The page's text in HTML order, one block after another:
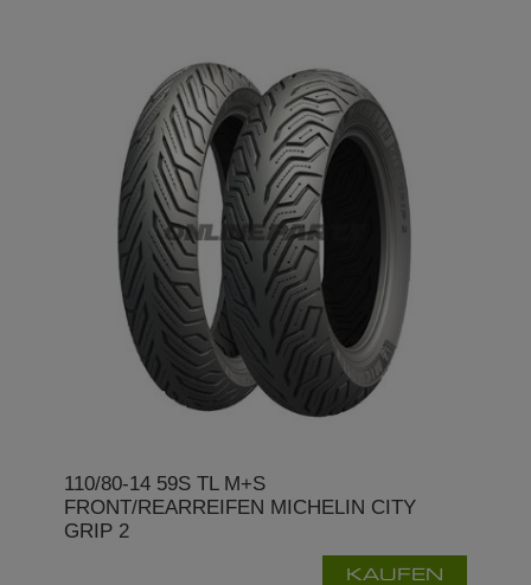
110/80-14 59S TL M+S
FRONT/REARREIFEN MICHELIN CITY
GRIP 2
KAUFEN